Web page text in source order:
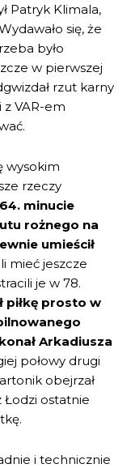
Patryk Klimala,
się, że
było
w pierwszej
rzut karny
VAR-em
wysokim
rzeczy
minucie
rożnego na
umieścił
mieć jeszcze
je w 78.
piłkę prosto w
Arkadiusza
połowy drugi
obejrzał
Łodzi ostatnie
i technicznie